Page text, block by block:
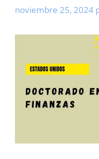
noviembre 25, 2024